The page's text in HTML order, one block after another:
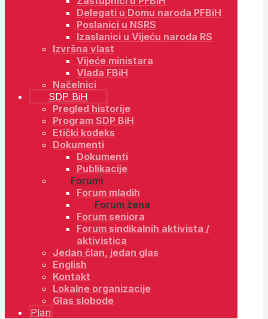
Delegati u Domu naroda PFBiH
Poslanici u NSRS
Izaslanici u Vijeću naroda RS
Izvršna vlast
Vijeće ministara
Vlada FBiH
Načelnici
SDP BiH
Pregled historije
Program SDP BiH
Etički kodeks
Dokumenti
Dokumenti
Publikacije
Forumi
Forum mladih
Forum žena
Forum seniora
Forum sindikalnih aktivista /
aktivistica
Jedan član, jedan glas
English
Kontakt
Lokalne organizacije
Glas slobode
Plan